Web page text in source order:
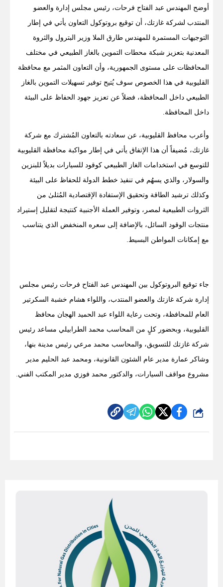
أوضح المهندس عبد الفتاح فرحات، رئيس مجلس إدارة والعضو
المنتدب لشركة غازتك، أن توقيع بروتوكول التعاون يأتي في إطار
التوجيهات المستمرة للمهندس طارق الملا وزير البترول والثروة
المعدنية بتعزيز شبكة محطات التموين بالغاز الطبيعي في مختلف
المحافظات على مستوى الجمهورية، وأن التعاون المثمر مع محافظة
القليوبية في هذا الخصوص سوف يُتيح توفير تسهيلات التموين بالغاز
الطبيعي داخل المحافظة، فضلاً عن تعزيز جهود الحفاظ على البيئة
داخل المحافظة.
وأعرب محافظ القليوبية، عن سعادته بالتعاون المُشترك مع شركة
غازتك، مُضيفاً أن هذا الإتفاق يأتي في إطار مواكبة محافظة القليوبية
للتوسع في استخدامات الغاز الطبيعي كوقود للسيارات بديلاً للبنزين
والسولار، والذي يسهُم في تنفيذ خطط الدولة للحفاظ على البيئة
وكذلك ترشيد الطاقة وتحقيق الإستفادة الإقتصادية المُثلىٰ من
الثروات الطبيعية لمصر، وتوفير العملة الأجنبية كنتيجة لتقليل إستيراد
منتجات الوقود السائل، بالإضافة إلى سعره المنخفض الذي يتناسب
مع إمكانات المواطن البسيط.
جاء توقيع البروتوكول بين المهندس عبد الفتاح فرحات رئيس مجلس
إدارة شركة غازتك والعضو المنتدب، واللواء هشام خشبة السكرتير
العام للمحافظة، وتحت رعاية اللواء عبد الحميد الهجان محافظ
القليوبية، وبحضور كلٍ من المحاسب محمد الطرابيلي مساعد رئيس
شركة غازتك للتسويق، والمحاسب محمد مرعي رئيس مدينة بنها،
وشاكر عمارة مدير عام الشئون القانونية، ومحمد عبد الحليم مدير
مشروع مواقف السيارات، والدكتور محمد فوزي مدير المكتب الفني.
شارك